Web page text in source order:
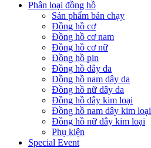
Phân loại đồng hồ
Sản phẩm bán chạy
Đồng hồ cơ
Đồng hồ cơ nam
Đồng hồ cơ nữ
Đồng hồ pin
Đồng hồ dây da
Đồng hồ nam dây da
Đồng hồ nữ dây da
Đồng hồ dây kim loại
Đồng hồ nam dây kim loại
Đồng hồ nữ dây kim loại
Phụ kiện
Special Event